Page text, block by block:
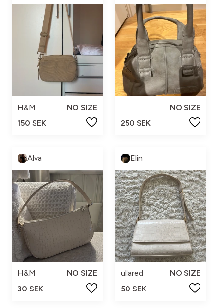
H&M
NO SIZE
150 SEK
NO SIZE
250 SEK
Alva
H&M
NO SIZE
30 SEK
Elin
ullared
NO SIZE
50 SEK